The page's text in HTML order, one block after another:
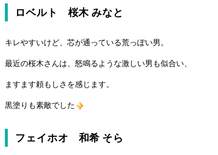
ロベルト 桜木 みなと
キレやすいけど、芯が通っている荒っぽい男。
最近の桜木さんは、怒鳴るような激しい男も似合い、
ますます頼もしさを感じます。
黒塗りも素敵でした
フェイホオ 和希 そら